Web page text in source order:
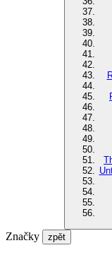
Značky zpět